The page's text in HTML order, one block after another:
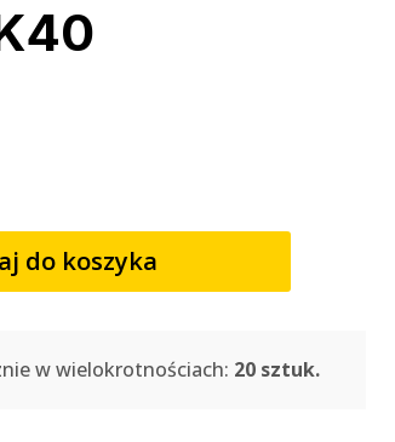
do koszyka
w wielokrotnościach: 20 sztuk.